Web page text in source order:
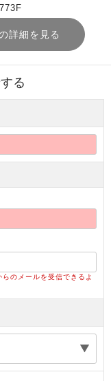
詳細を見る
る
のメールを受信できるよ